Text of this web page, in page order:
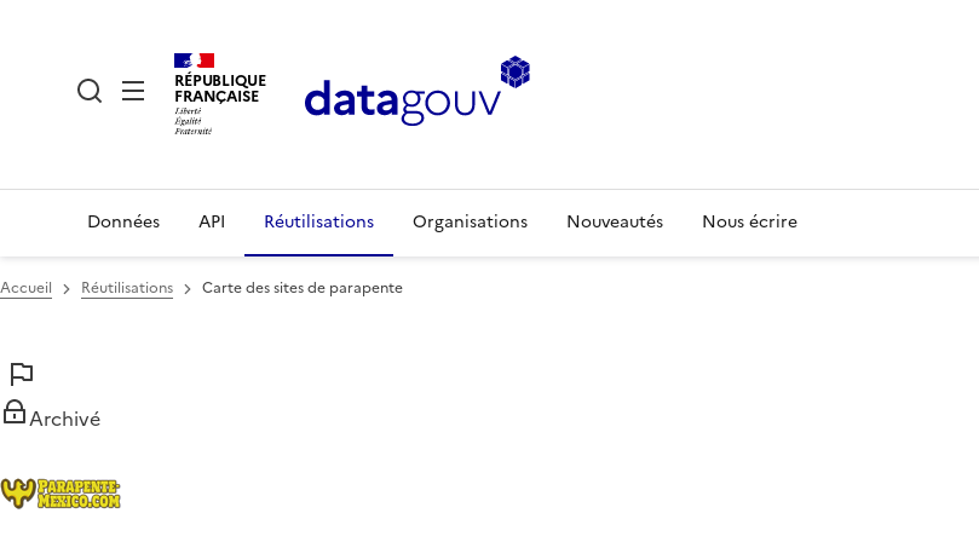
RÉPUBLIQUE
FRANÇAISE
Données API Réutilisations Organisations Nouveautés Nous écrire
Accueil Réutilisations Carte des sites de parapente
Archivé